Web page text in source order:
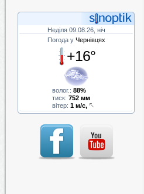
Неділя 09.08.26, ніч
Погода у Чернівцях
+16°
волог.: 88%
тиск: 752 мм
вітер: 1 м/с,